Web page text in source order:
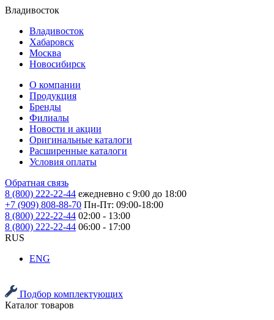
Владивосток
Владивосток
Хабаровск
Москва
Новосибирск
О компании
Продукция
Бренды
Филиалы
Новости и акции
Оригинальные каталоги
Расширенные каталоги
Условия оплаты
Обратная связь
8 (800) 222-22-44 ежедневно с 9:00 до 18:00
+7 (909) 808-88-70 Пн-Пт: 09:00-18:00
8 (800) 222-22-44 02:00 - 13:00
8 (800) 222-22-44 06:00 - 17:00
RUS
ENG
Подбор комплектующих
Каталог товаров